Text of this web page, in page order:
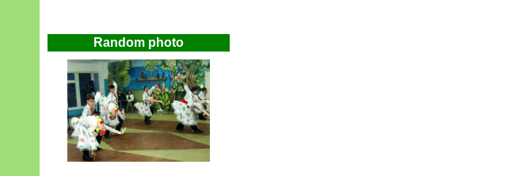
Random photo